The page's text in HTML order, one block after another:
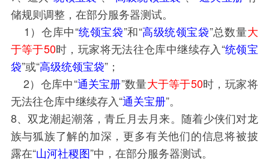
储规则调整， 在部分服务器测试。
1）仓库中“统领宝袋”和“高级统领宝袋”总数量大
于等于50时，玩家将无法往仓库中继续存入“统领宝
袋”或“高级统领宝袋”；
2）仓库中“通关宝册”数量大于等于50时，玩家将
无法往仓库中继续存入“通关宝册”。
8、双龙潮起潮落，青丘月去月来。随着少侠们对龙
族与狐族了解的加深，更多有关他们的信息将被披
露在“山河社稷图”中，在部分服务器测试。